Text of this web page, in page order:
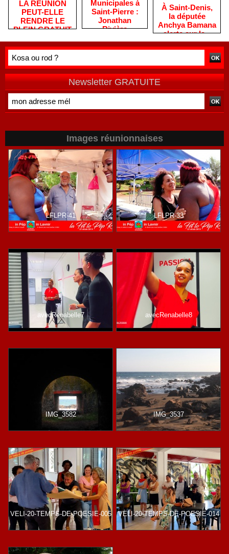
​LA RÉUNION
PEUT-ELLE
RENDRE LE
PLEIN GRATUIT
​Municipales à
Saint-Pierre :
Jonathan
Rivière
habitants après
de terrain
​À Saint-Denis,
la députée
Anchya Bamana
alerte sur la «
double peine »
vécue par
Newsletter GRATUITE
Images réunionnaises
LFLPR-41 LFLPR-33
avecRenabelle7 avecRenabelle8
IMG_3582 IMG_3537
VELI-20-TEMPS-DE-POESIE-005 VELI-20-TEMPS-DE-POESIE-014